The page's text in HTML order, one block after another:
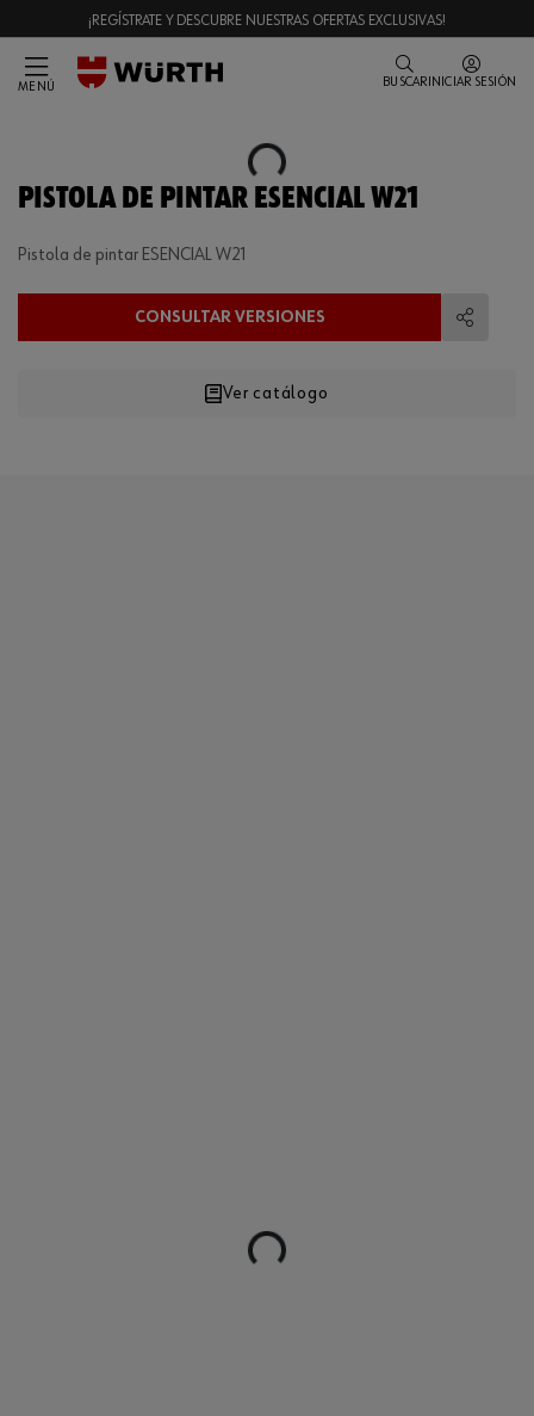
¡REGÍSTRATE Y DESCUBRE NUESTRAS OFERTAS EXCLUSIVAS!
MENÚ BUSCAR INICIAR SESIÓN
Loading...
PISTOLA DE PINTAR ESENCIAL W21
Pistola de pintar ESENCIAL W21
CONSULTAR VERSIONES
Ver catálogo